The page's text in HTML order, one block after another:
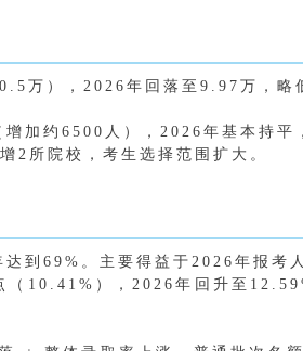
万），2026年回落至9.97万，略
加约6500人），2026年基本持平
2所院校，考生选择范围扩大。
达到69%。主要得益于2026年报考
（10.41%），2026年回升至